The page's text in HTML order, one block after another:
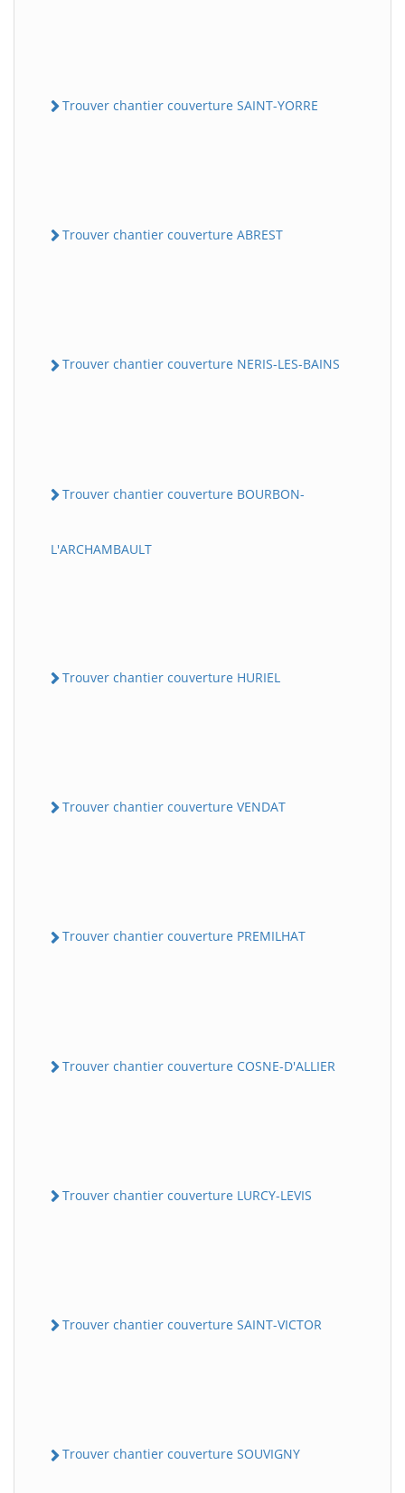
Trouver chantier couverture SAINT-YORRE
Trouver chantier couverture ABREST
Trouver chantier couverture NERIS-LES-BAINS
Trouver chantier couverture BOURBON-
L'ARCHAMBAULT
Trouver chantier couverture HURIEL
Trouver chantier couverture VENDAT
Trouver chantier couverture PREMILHAT
Trouver chantier couverture COSNE-D'ALLIER
Trouver chantier couverture LURCY-LEVIS
Trouver chantier couverture SAINT-VICTOR
Trouver chantier couverture SOUVIGNY